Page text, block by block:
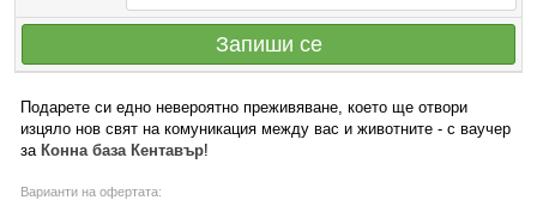
Запиши се
Подарете си едно невероятно преживяване, което ще отвори
изцяло нов свят на комуникация между вас и животните - с ваучер
за Конна база Кентавър!
Варианти на офертата: